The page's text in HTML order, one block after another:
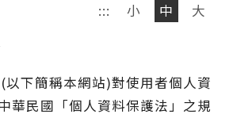
::: 小 中 大
以下簡稱本網站)對使用者個人資
華民國「個人資料保護法」之規